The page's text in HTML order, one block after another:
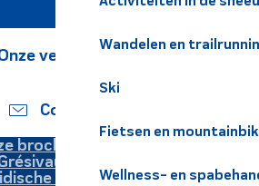
Wandelen en
Ski
Fietsen en
Wellness- en
verplichtingen
Contact
brochures
informatie